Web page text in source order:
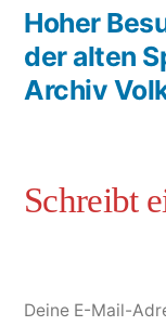
Hoher
der alten
Archiv
Deine E-Mail-